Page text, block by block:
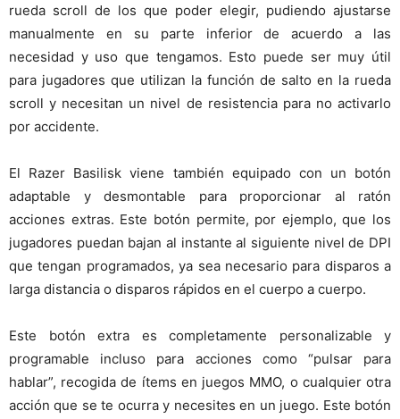
rueda scroll de los que poder elegir, pudiendo ajustarse
manualmente en su parte inferior de acuerdo a las
necesidad y uso que tengamos. Esto puede ser muy útil
para jugadores que utilizan la función de salto en la rueda
scroll y necesitan un nivel de resistencia para no activarlo
por accidente.
El Razer Basilisk viene también equipado con un botón
adaptable y desmontable para proporcionar al ratón
acciones extras. Este botón permite, por ejemplo, que los
jugadores puedan bajan al instante al siguiente nivel de DPI
que tengan programados, ya sea necesario para disparos a
larga distancia o disparos rápidos en el cuerpo a cuerpo.
Este botón extra es completamente personalizable y
programable incluso para acciones como “pulsar para
hablar”, recogida de ítems en juegos MMO, o cualquier otra
acción que se te ocurra y necesites en un juego. Este botón